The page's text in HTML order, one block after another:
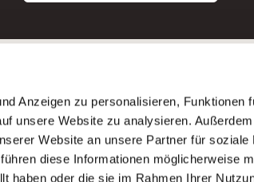
Anzeigen zu personalisieren, Funktionen
unsere Website zu analysieren.
Website an unsere Partner für soziale
diese Informationen möglicherweise
haben oder die sie im Rahmen Ihrer
AWO Gliederungen nach
Stellenangebote nach
Sitemap
Impressum
Datenschutz